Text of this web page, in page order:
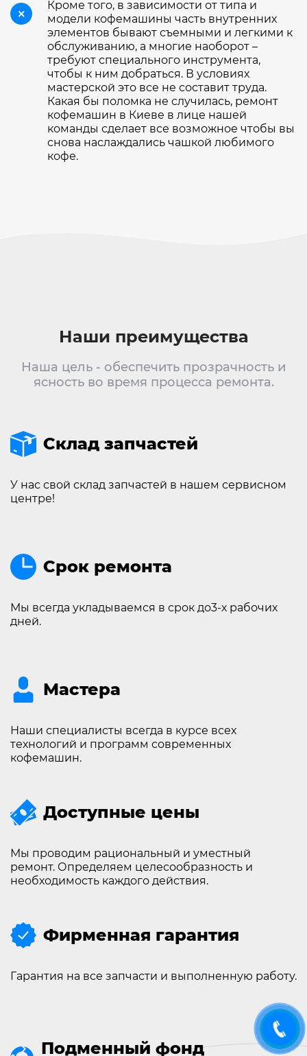
Кроме того, в зависимости от типа и
модели кофемашины часть внутренних
элементов бывают съемными и легкими к
обслуживанию, а многие наоборот –
требуют специального инструмента,
чтобы к ним добраться. В условиях
мастерской это все не составит труда.
Какая бы поломка не случилась, ремонт
кофемашин в Киеве в лице нашей
команды сделает все возможное чтобы вы
снова наслаждались чашкой любимого
кофе.
Наши преимущества
Наша цель - обеспечить прозрачность и
ясность во время процесса ремонта.
Склад запчастей
У нас свой склад запчастей в нашем сервисном
центре!
Срок ремонта
Мы всегда укладываемся в срок до3-х рабочих
дней.
Мастера
Наши специалисты всегда в курсе всех
технологий и программ современных
кофемашин.
Доступные цены
Мы проводим рациональный и уместный
ремонт. Определяем целесообразность и
необходимость каждого действия.
Фирменная гарантия
Гарантия на все запчасти и выполненную работу.
Подменный фонд